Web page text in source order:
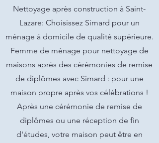
Nettoyage après construction à Saint-
Lazare: Choisissez Simard pour un
ménage à domicile de qualité supérieure.
Femme de ménage pour nettoyage de
maisons après des cérémonies de remise
de diplômes avec Simard : pour une
maison propre après vos célébrations !
Après une cérémonie de remise de
diplômes ou une réception de fin
d'études, votre maison peut être en